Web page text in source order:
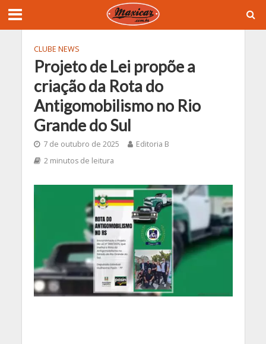
CLUBE NEWS
Projeto de Lei propõe a
criação da Rota do
Antigomobilismo no Rio
Grande do Sul
7 de outubro de 2025
Editoria B
2 minutos de leitura